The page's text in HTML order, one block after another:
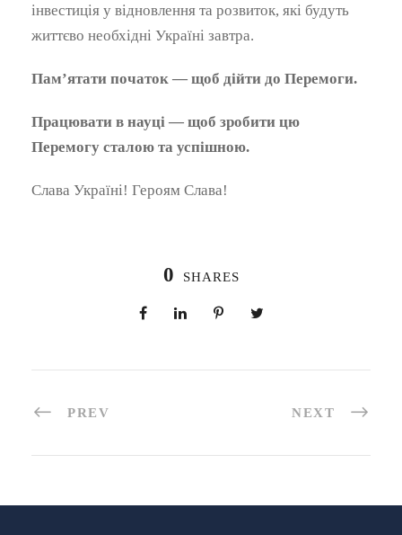
інвестиція у відновлення та розвиток, які будуть
життєво необхідні Україні завтра.
Пам’ятати початок — щоб дійти до Перемоги.
Працювати в науці — щоб зробити цю
Перемогу сталою та успішною.
Слава Україні! Героям Слава!
0 SHARES
PREV NEXT